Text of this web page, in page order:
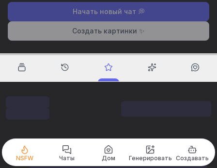
Начать новый чат 💭
Создать картинки ✨
NSFW Чаты Дом Генерировать Создавать